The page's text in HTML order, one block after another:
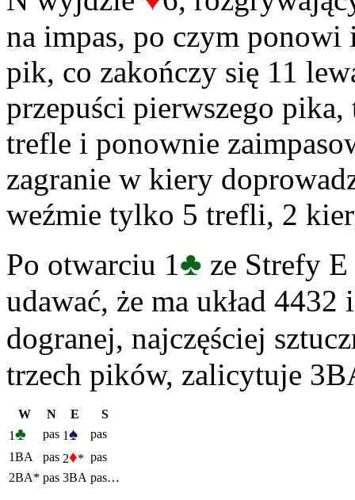
na impas, po czym ponowi
pik, co zakończy się 11
przepuści pierwszego
trefle i ponownie
zagranie w kiery
weźmie tylko 5 trefli, 2
Po otwarciu 1♣ ze Strefy
udawać, że ma układ
dogranej, najczęściej
trzech pików, zalicytuje
W N E
S
1♣ pas 1♠
pas
1BA
pas 2♦* pas
2BA* pas 3BA pas…